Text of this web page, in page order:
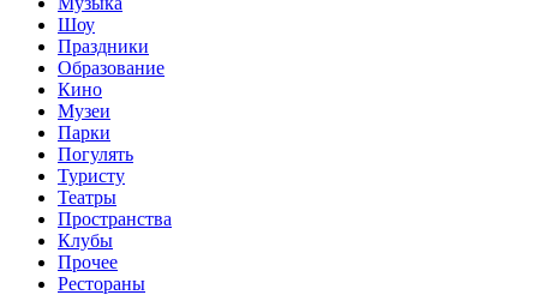
Шоу
Праздники
Образование
Кино
Музеи
Парки
Погулять
Туристу
Театры
Пространства
Клубы
Прочее
Рестораны